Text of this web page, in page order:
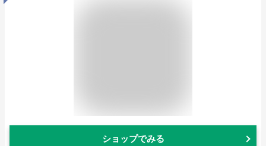
ショップでみる